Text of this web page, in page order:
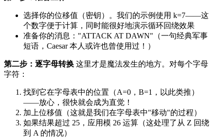
选择你的位移值（密钥）。我们的示例使用 k=7——这
个数字便于计算，同时能很好地演示循环回绕效果
准备你的消息："ATTACK AT DAWN"（一句经典军事
短语，Caesar 本人或许也曾使用过！）
第二步：逐字母转换 这里才是魔法发生的地方。对每个字母
字符：
找到它在字母表中的位置（A=0，B=1，以此类推）
——放心，很快就会成为直觉！
加上位移值（这就是我们在字母表中"移动"的过程）
如果结果超过 25，应用模 26 运算（这处理了从 Z 回绕
到 A 的情况）